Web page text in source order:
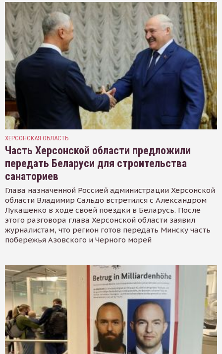
ХЕРСОНСКАЯ ОБЛАСТЬ
Часть Херсонской области предложили
передать Беларуси для строительства
санаториев
Глава назначенной Россией администрации Херсонской
области Владимир Сальдо встретился с Александром
Лукашенко в ходе своей поездки в Беларусь. После
этого разговора глава Херсонской области заявил
журналистам, что регион готов передать Минску часть
побережья Азовского и Черного морей